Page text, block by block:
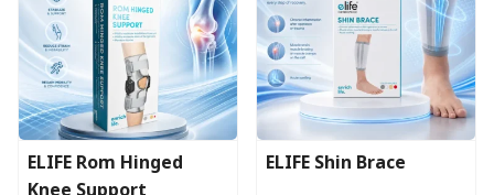
The
options
may
be
chosen
on
ELIFE Rom Hinged
ELIFE Shin Brace